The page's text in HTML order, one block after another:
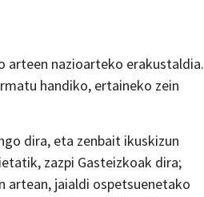
arteen nazioarteko erakustaldia.
handiko, ertaineko zein
dira, eta zenbait ikuskizun
zazpi Gasteizkoak dira;
artean, jaialdi ospetsuenetako